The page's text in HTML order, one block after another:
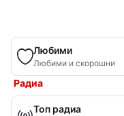
Любими
Любими и скорошни
Радиа
Топ радиа